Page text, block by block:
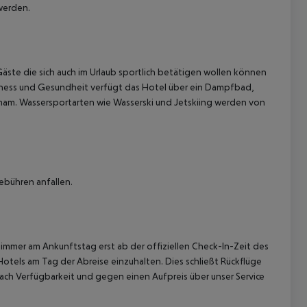
die sich auch im Urlaub sportlich betätigen wollen können
und Gesundheit verfügt das Hotel über ein Dampfbad,
Wassersportarten wie Wasserski und Jetskiing werden von
anfallen.
am Ankunftstag erst ab der offiziellen Check-In-Zeit des
am Tag der Abreise einzuhalten. Dies schließt Rückflüge
Verfügbarkeit und gegen einen Aufpreis über unser Service